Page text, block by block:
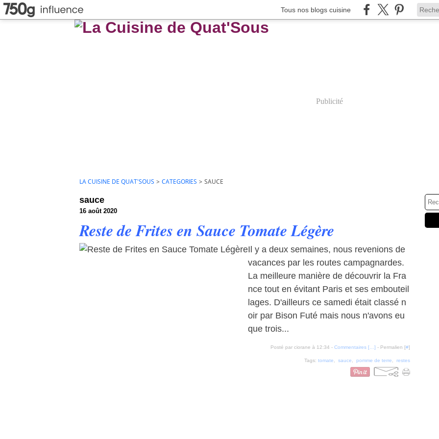
Tous nos blogs cuisine
Publicité
LA CUISINE DE QUAT'SOUS > CATEGORIES > SAUCE
sauce
16 août 2020
Reste de Frites en Sauce Tomate Légère
Il y a deux semaines, nous revenions de
vacances par les routes campagnardes.
La meilleure manière de découvrir la Fra
nce tout en évitant Paris et ses embouteil
lages. D'ailleurs ce samedi était classé n
oir par Bison Futé mais nous n'avons eu
que trois...
Posté par ciorane à 12:34 - Commentaires [ ] - Permalien [#]
Tags: tomate sauce pomme de terre restes